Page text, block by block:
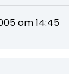
om 14:45